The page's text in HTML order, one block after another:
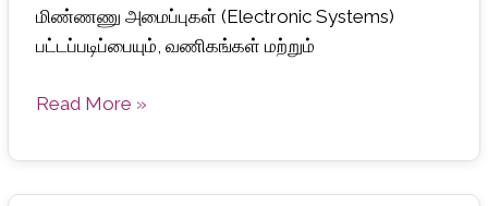
மிண்ணணு அமைப்புகள் (Electronic Systems)
பட்டப்படிப்பையும், வணிகங்கள் மற்றும்
Read More »